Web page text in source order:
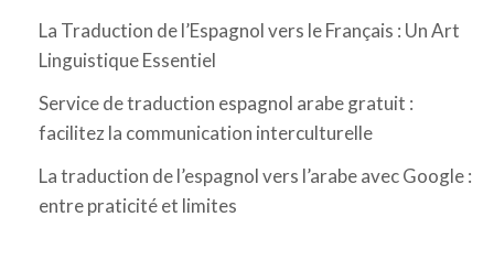
La Traduction de l’Espagnol vers le Français : Un Art
Linguistique Essentiel
Service de traduction espagnol arabe gratuit :
facilitez la communication interculturelle
La traduction de l’espagnol vers l’arabe avec Google :
entre praticité et limites